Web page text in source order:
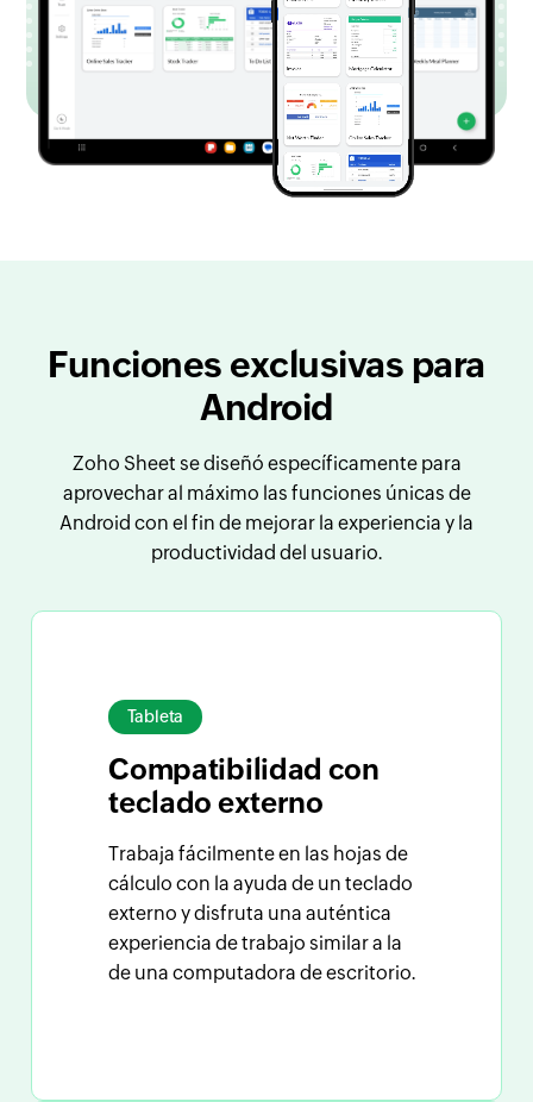
Funciones exclusivas para
Android
Zoho Sheet se diseñó específicamente para
aprovechar al máximo las funciones únicas de
Android con el fin de mejorar la experiencia y la
productividad del usuario.
Tableta
Compatibilidad con
teclado externo
Trabaja fácilmente en las hojas de
cálculo con la ayuda de un teclado
externo y disfruta una auténtica
experiencia de trabajo similar a la
de una computadora de escritorio.